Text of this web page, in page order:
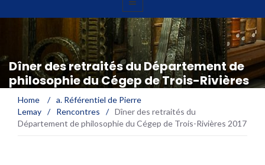
Dîner des retraités du Département de
philosophie du Cégep de Trois-Rivières
2017
Home / a. Référentiel de Pierre
Lemay / Rencontres / Dîner des retraités du
Département de philosophie du Cégep de Trois-Rivières 2017